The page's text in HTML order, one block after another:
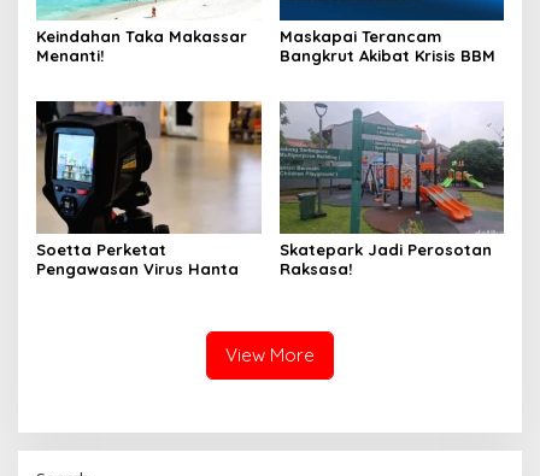
Keindahan Taka Makassar
Menanti!
Maskapai Terancam
Bangkrut Akibat Krisis BBM
Soetta Perketat
Pengawasan Virus Hanta
Skatepark Jadi Perosotan
Raksasa!
View More